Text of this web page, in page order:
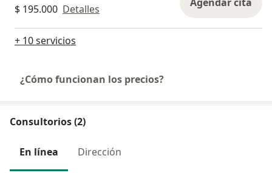
$ 195.000 Detalles Agendar cita
+ 10 servicios
¿Cómo funcionan los precios?
Consultorios (2)
En línea Dirección